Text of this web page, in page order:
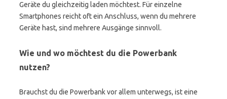
Geräte du gleichzeitig laden möchtest. Für einzelne
Smartphones reicht oft ein Anschluss, wenn du mehrere
Geräte hast, sind mehrere Ausgänge sinnvoll.
Wie und wo möchtest du die Powerbank
nutzen?
Brauchst du die Powerbank vor allem unterwegs, ist eine